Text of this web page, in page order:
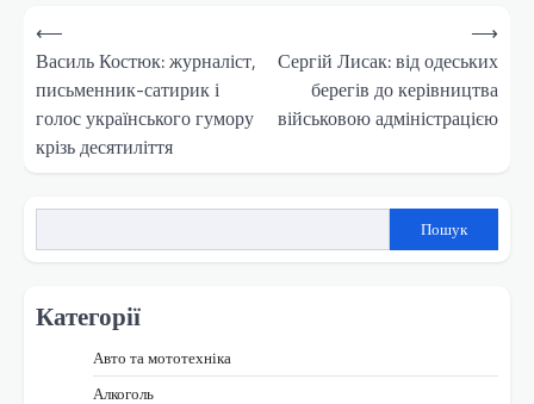
Навігація
записів
⟵
Василь Костюк: журналіст,
письменник-сатирик і
голос українського гумору
крізь десятиліття
Сергій Лисак: від одеських
берегів до керівництва
військовою адміністрацією
⟶
Пошук
Категорії
Авто та мототехніка
Алкоголь